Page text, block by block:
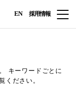
EN 採用情報
キーワードごとに
ください。